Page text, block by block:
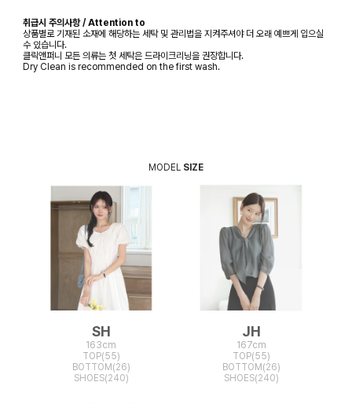
취급시 주의사항 / Attention to
상품별로 기재된 소재에 해당하는 세탁 및 관리법을 지켜주셔야 더 오래 예쁘게 입으실
수 있습니다.
클릭앤퍼니 모든 의류는 첫 세탁은 드라이크리닝을 권장합니다.
Dry Clean is recommended on the first wash.
MODEL SIZE
SH
163cm
TOP(55)
BOTTOM(26)
SHOES(240)
JH
167cm
TOP(55)
BOTTOM(26)
SHOES(240)